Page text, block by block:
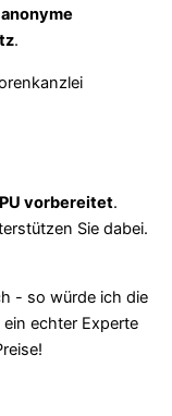
anonyme
.
vorbereitet.
Sie dabei.
- so würde ich die
echter Experte